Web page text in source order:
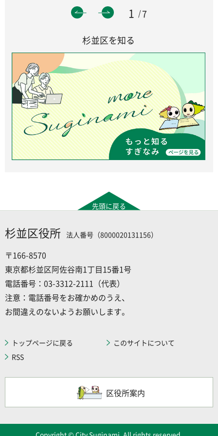
1
7
杉並区を知る
先頭に戻る
杉並区役所 法人番号（8000020131156）
〒166-8570
東京都杉並区阿佐谷南1丁目15番1号
電話番号：03-3312-2111（代表）
注意：電話番号をお確かめのうえ、
お間違えのないようお願いします。
トップページに戻る
このサイトについて
RSS
区役所案内